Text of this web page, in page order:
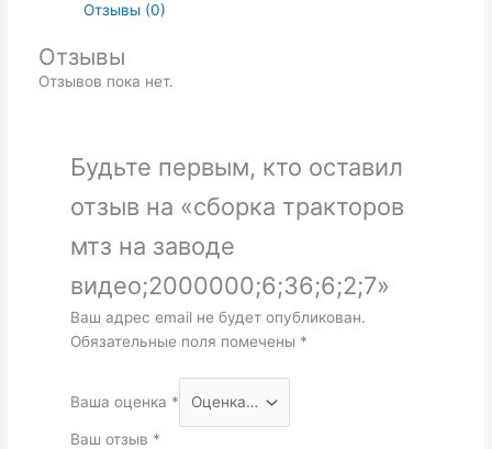
Отзывы (0)
Отзывы
Отзывов пока нет.
Будьте первым, кто оставил
отзыв на «сборка тракторов
мтз на заводе
видео;2000000;6;36;6;2;7»
Ваш адрес email не будет опубликован.
Обязательные поля помечены *
Ваша оценка *
Ваш отзыв *